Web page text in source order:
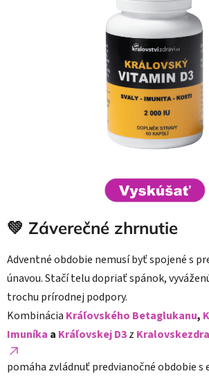
💚 Záverečné zhrnutie
Adventné obdobie nemusí byť spojené s
únavou. Stačí telu dopriať spánok,
trochu prírodnej podpory.
Kombinácia Kráľovského Betaglukanu,
Imuníka a Kráľovskej D3z
pomáha zvládnuť predvianočné obdobie s